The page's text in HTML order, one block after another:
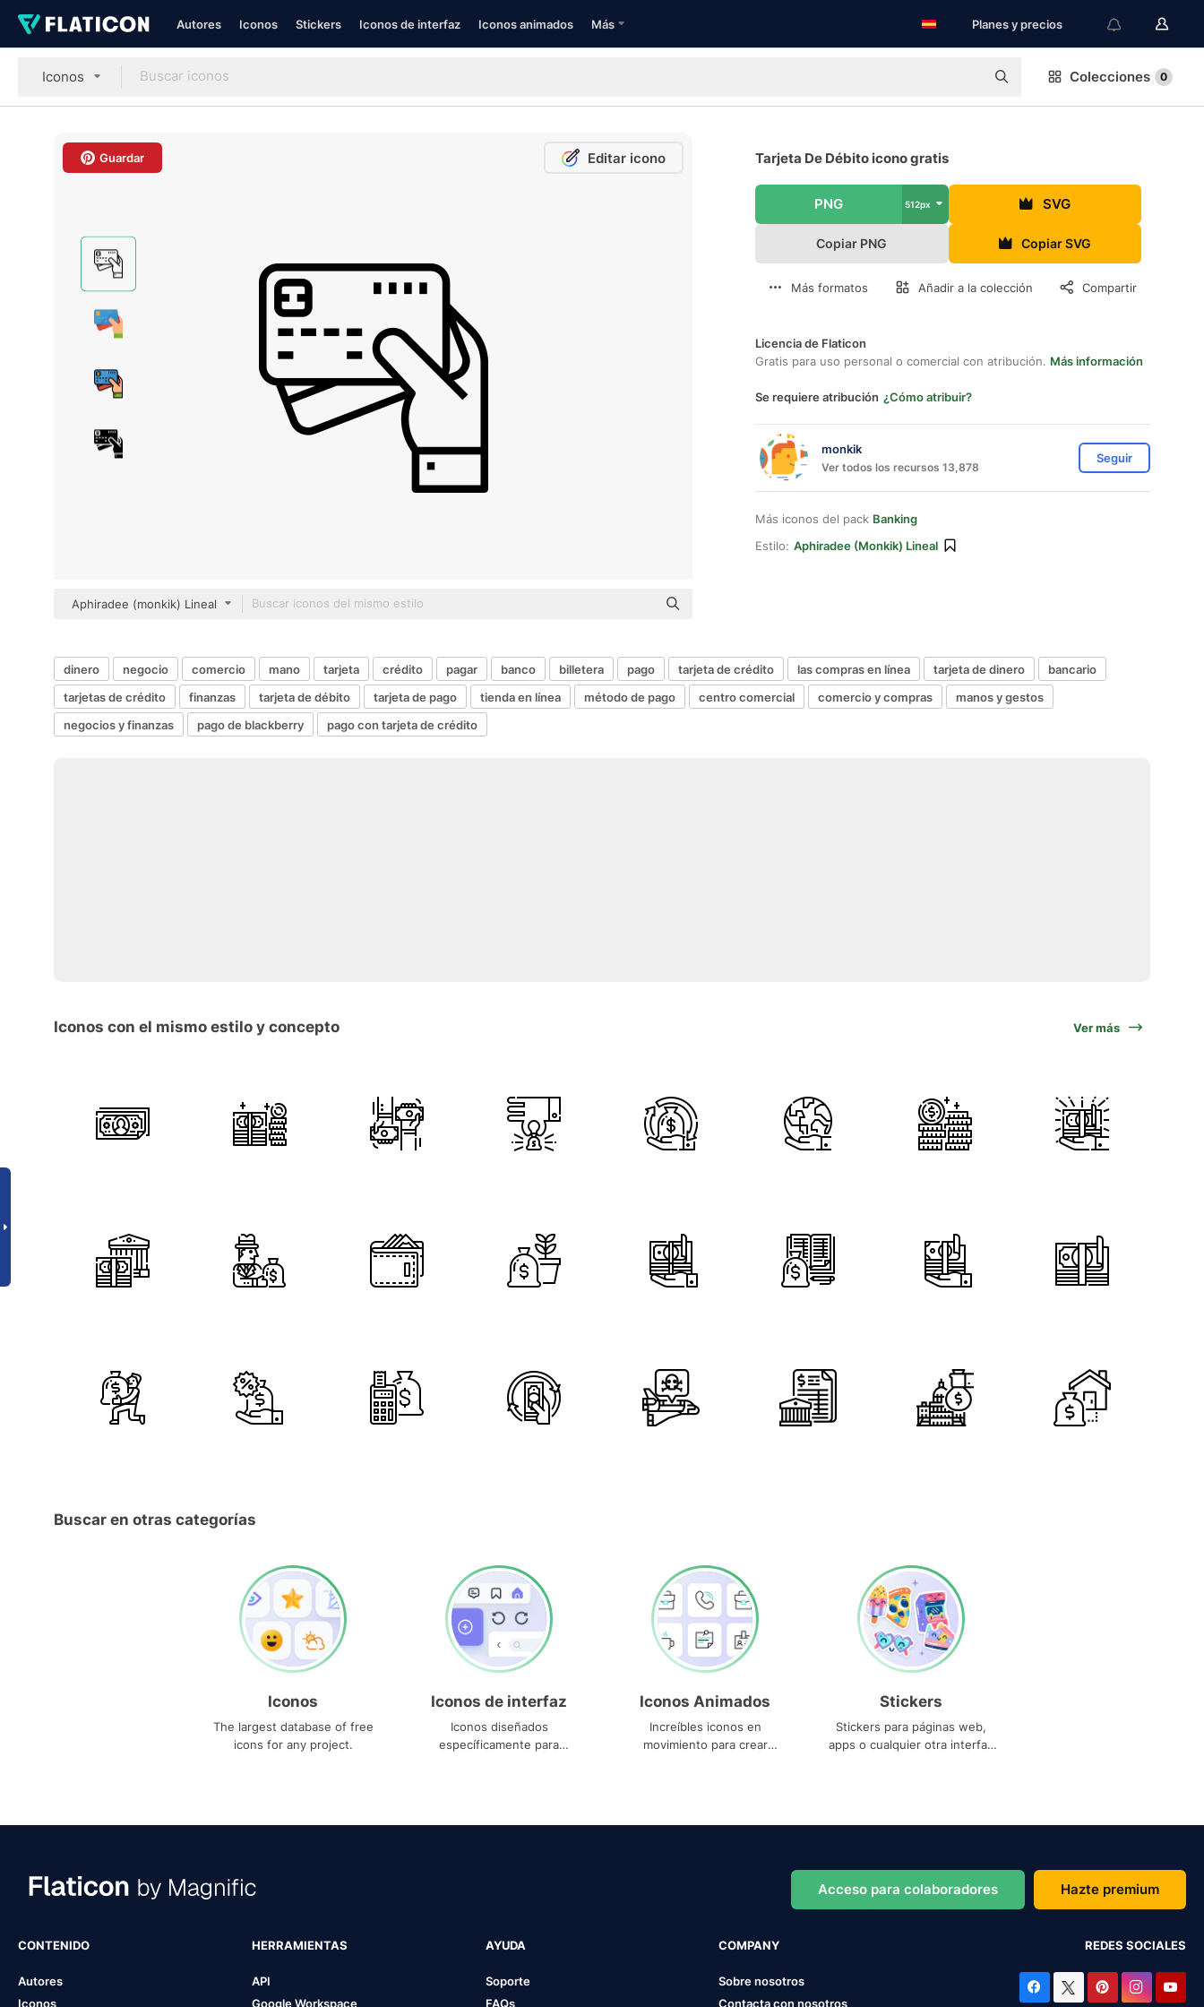
Autores Iconos Stickers Iconos de interfaz Iconos animados Más Planes y precios
Iconos Colecciones 0
Guardar Editar icono
Aphiradee (monkik) Lineal
Tarjeta De Débito icono gratis
PNG 512px SVG
Copiar PNG Copiar SVG
Más formatos Añadir a la colección Compartir
Licencia de Flaticon
Gratis para uso personal o comercial con atribución. Más información
Se requiere atribución ¿Cómo atribuir?
monkik
Ver todos los recursos 13,878
Seguir
Más iconos del pack Banking
Estilo: Aphiradee (monkik) Lineal
dinero negocio comercio mano tarjeta crédito pagar banco billetera pago tarjeta de crédito las compras en línea tarjeta de dinero
bancario
tarjetas de crédito
finanzas tarjeta de débito tarjeta de pago tienda en línea método de pago centro comercial comercio y compras
manos y gestos
negocios y finanzas
pago de blackberry pago con tarjeta de crédito
Iconos con el mismo estilo y concepto Ver más
Buscar en otras categorías
Iconos
The largest database of free
icons for any project.
Iconos de interfaz
Iconos diseñados
específicamente para
Iconos Animados
Increíbles iconos en
movimiento para crear
Stickers
Stickers para páginas web,
apps o cualquier otra interfaz
Acceso para colaboradores Hazte premium
CONTENIDO
Autores
Iconos
HERRAMIENTAS
API
Google Workspace
AYUDA
Soporte
FAQs
COMPANY
Sobre nosotros
Contacta con nosotros
REDES SOCIALES